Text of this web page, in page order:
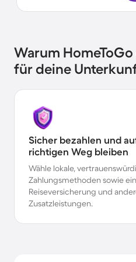
Warum
für deine
Sicher bezahlen und
richtigen Weg bleiben
Wähle lokale,
Zahlungsmethoden sowie
Reiseversicherung und
Zusatzleistungen.